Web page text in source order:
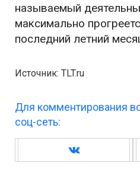
называемый
максимально
последний летний
Источник: TLT.ru
Для комментирования
соц-сеть: